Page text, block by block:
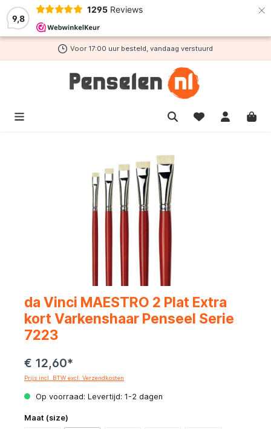
9,8
1295 Reviews ×
hoofdinhoud
Voor 17:00 uur besteld, vandaag verstuurd
da Vinci MAESTRO 2 Plat Extra
kort Varkenshaar Penseel Serie
7223
€ 12,60*
Prijs incl. BTW excl. Verzendkosten
Op voorraad: Levertijd: 1-2 dagen
Maat (size)